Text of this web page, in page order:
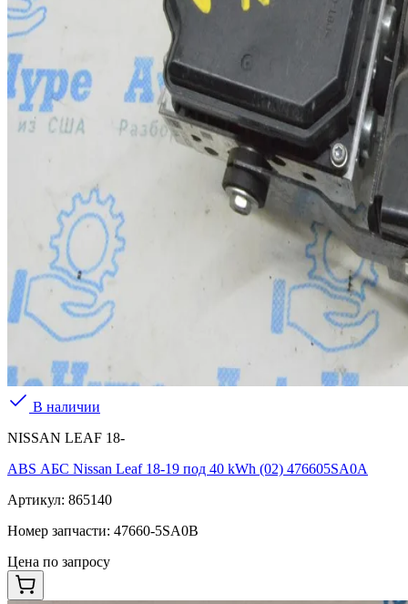
В наличии
NISSAN LEAF 18-
ABS АБС Nissan Leaf 18-19 под 40 kWh (02) 476605SA0A
Артикул: 865140
Номер запчасти: 47660-5SA0B
Цена по запросу